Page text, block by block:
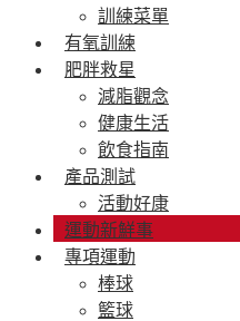
訓練菜單
有氧訓練
肥胖救星
減脂觀念
健康生活
飲食指南
產品測試
活動好康
運動新鮮事
專項運動
棒球
籃球